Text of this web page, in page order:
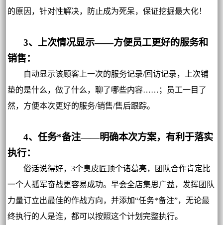
的原因，针对性解决，防止成为死呆，保证挖掘最大化！
3、上次情况显示——方便员工更好的服务和
销售：
自动显示该顾客上一次的服务记录/回访记录，上次铺
垫的是什么，做了什么，聊了哪些内容……；员工一目了
然，方便本次更好的服务/销售/售后跟踪。
4、任务*备注——明确本次方案，有利于落实
执行：
俗话说得好，3个臭皮匠顶个诸葛亮，团队合作肯定比
一个人孤军奋战更容易成功。早会全店集思广益，发挥团队
力量订立出最佳的作战方向，并添加“任务*备注”，无论最
终执行的人是谁，都可以按照这个计划完整执行。